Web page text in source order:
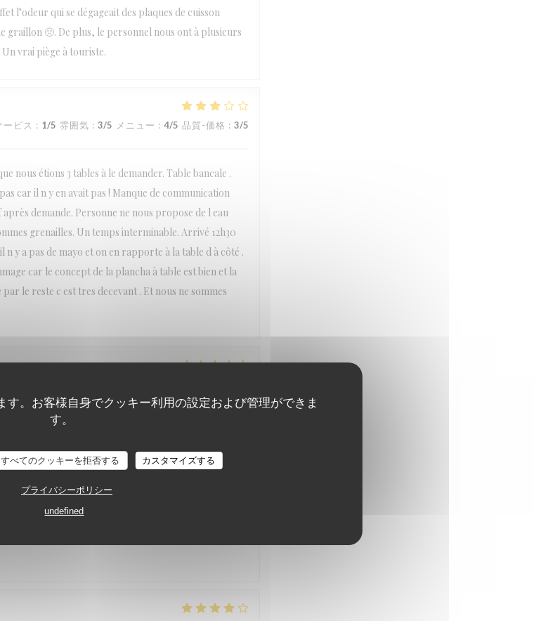
。お客様自身でクッキー利用の設定および管理ができま
す。
すべてのクッキーを拒否する カスタマイズする
プライバシーポリシー
undefined
l’odeur qui se dégageait des plaques de cuisson
graillon 🤢. De plus, le personnel nous ont à plusieurs
vrai piège à touriste.
ービス : 1/5 雰囲気 : 3/5 メニュー : 4/5 品質-価格 : 3/5
nous étions 3 tables à le demander. Table bancale .
car il n y en avait pas ! Manque de communication
demande. Personne ne nous propose de l eau
grenailles. Un temps interminable. Arrivé 12h30
y a pas de mayo et on en rapporte à la table d à côté .
car le concept de la plancha à table est bien et la
le reste c est tres decevant . Et nous ne sommes
! J’y retournerai avec plaisir !
雰囲気